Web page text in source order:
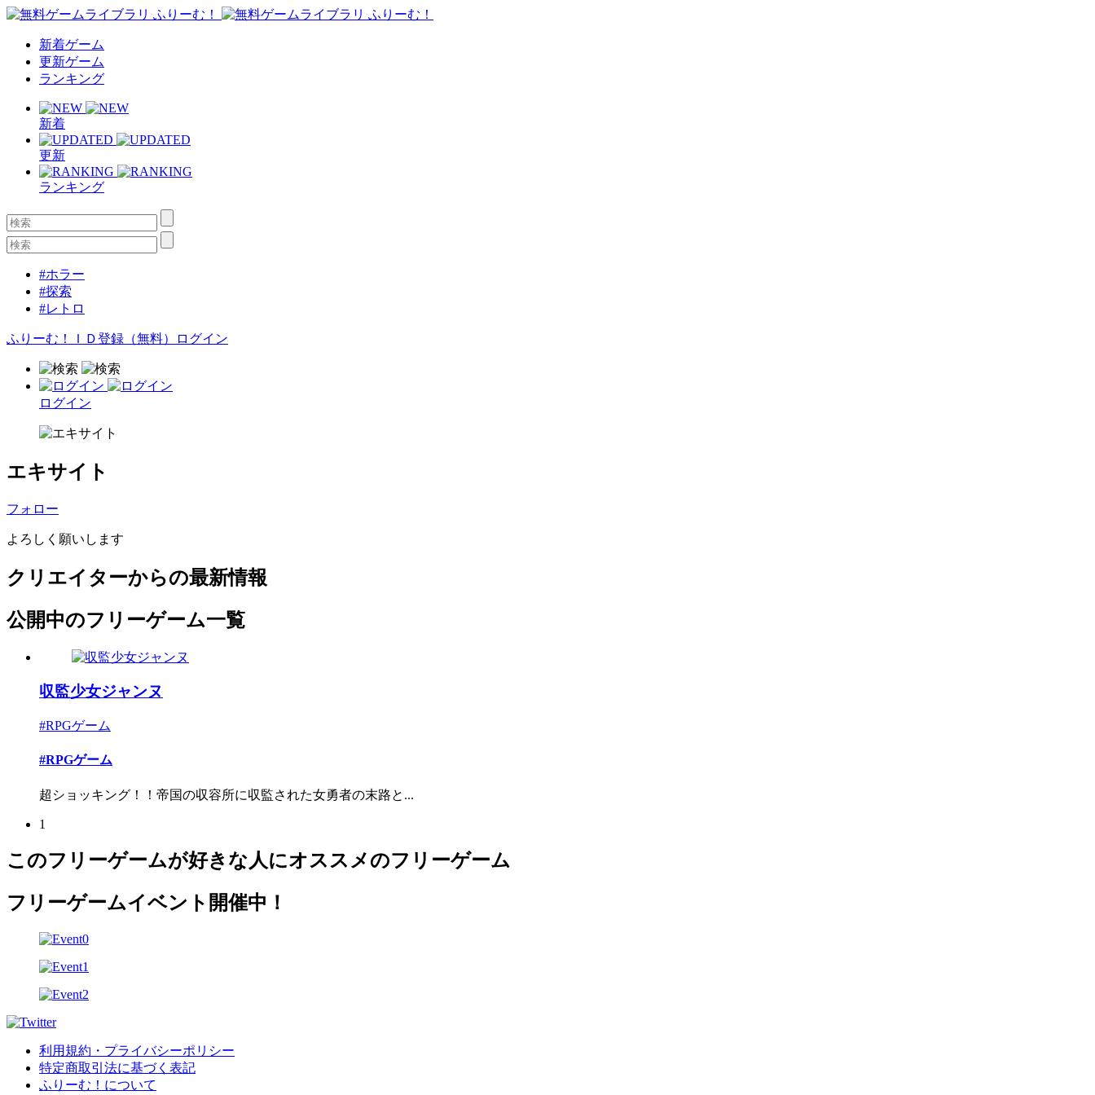
新着ゲーム
更新ゲーム
ランキング
新着
更新
ランキング
#ホラー
#探索
#レトロ
ふりーむ！ＩＤ登録（無料） ログイン
ログイン
エキサイト
フォロー
よろしく願いします
クリエイターからの最新情報
公開中のフリーゲーム一覧
収監少女ジャンヌ
#RPGゲーム
#RPGゲーム
超ショッキング！！帝国の収容所に収監された女勇者の末路と...
1
このフリーゲームが好きな人にオススメのフリーゲーム
フリーゲームイベント開催中！
利用規約・プライバシーポリシー
特定商取引法に基づく表記
ふりーむ！について